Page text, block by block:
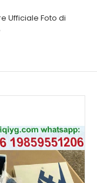
Ufficiale Foto di